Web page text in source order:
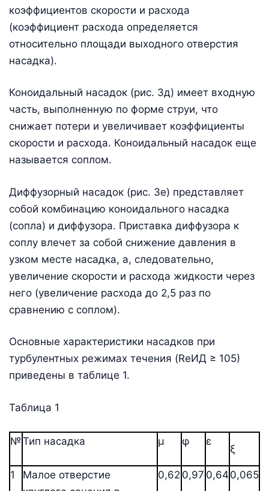
коэффициентов скорости и расхода
(коэффициент расхода определяется
относительно площади выходного отверстия
насадка).
Коноидальный насадок (рис. 3д) имеет входную
часть, выполненную по форме струи, что
снижает потери и увеличивает коэффициенты
скорости и расхода. Коноидальный насадок еще
называется соплом.
Диффузорный насадок (рис. 3е) представляет
собой комбинацию коноидального насадка
(сопла) и диффузора. Приставка диффузора к
соплу влечет за собой снижение давления в
узком месте насадка, а, следовательно,
увеличение скорости и расхода жидкости через
него (увеличение расхода до 2,5 раз по
сравнению с соплом).
Основные характеристики насадков при
турбулентных режимах течения (ReИД ≥ 105)
приведены в таблице 1.
Таблица 1
№Тип насадка μ φ ε
ξ
1
Малое отверстие
0,62 0,97 0,64 0,065